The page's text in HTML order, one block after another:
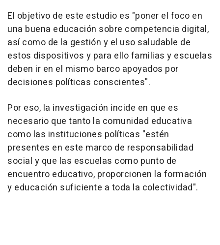
El objetivo de este estudio es "poner el foco en
una buena educación sobre competencia digital,
así como de la gestión y el uso saludable de
estos dispositivos y para ello familias y escuelas
deben ir en el mismo barco apoyados por
decisiones políticas conscientes".
Por eso, la investigación incide en que es
necesario que tanto la comunidad educativa
como las instituciones políticas "estén
presentes en este marco de responsabilidad
social y que las escuelas como punto de
encuentro educativo, proporcionen la formación
y educación suficiente a toda la colectividad".